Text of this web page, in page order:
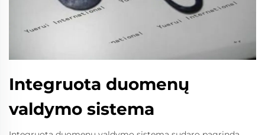
Integruota duomenų
valdymo sistema